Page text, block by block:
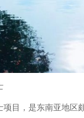
目，是东南亚地区